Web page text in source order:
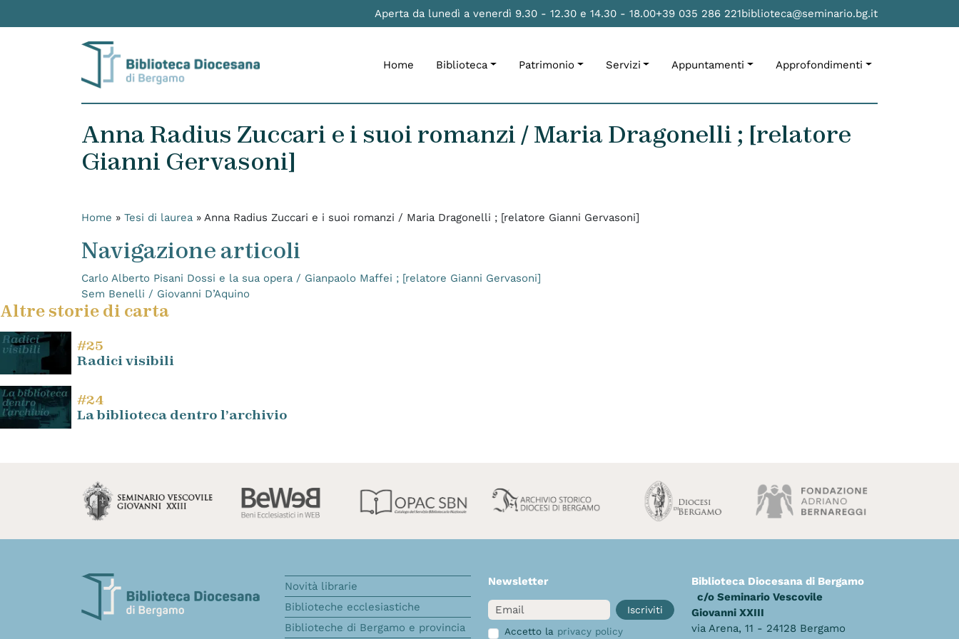
Aperta da lunedì a venerdì 9.30 - 12.30 e 14.30 - 18.00+39 035 286 221biblioteca@seminario.bg.it
Home Biblioteca Patrimonio Servizi Appuntamenti Approfondimenti
Anna Radius Zuccari e i suoi romanzi / Maria Dragonelli ; [relatore
Gianni Gervasoni]
Home » Tesi di laurea » Anna Radius Zuccari e i suoi romanzi / Maria Dragonelli ; [relatore Gianni Gervasoni]
Navigazione articoli
Carlo Alberto Pisani Dossi e la sua opera / Gianpaolo Maffei ; [relatore Gianni Gervasoni]
Sem Benelli / Giovanni D’Aquino
Altre storie di carta
#25
Radici visibili
#24
La biblioteca dentro l’archivio
Novità librarie
Biblioteche ecclesiastiche
Biblioteche di Bergamo e provincia
Newsletter
Email
Iscriviti
Accetto la privacy policy
Biblioteca Diocesana di Bergamo
c/o Seminario Vescovile
Giovanni XXIII
via Arena, 11 - 24128 Bergamo